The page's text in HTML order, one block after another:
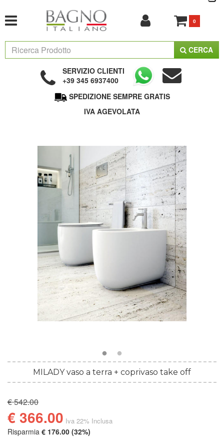
0
CERCA
SERVIZIO CLIENTI
+39 345 6937400
SPEDIZIONE SEMPRE GRATIS
IVA AGEVOLATA
MILADY vaso a terra + coprivaso take off
€ 542.00
€ 366.00 Iva 22% Inclusa
Risparmia € 176.00 (32%)